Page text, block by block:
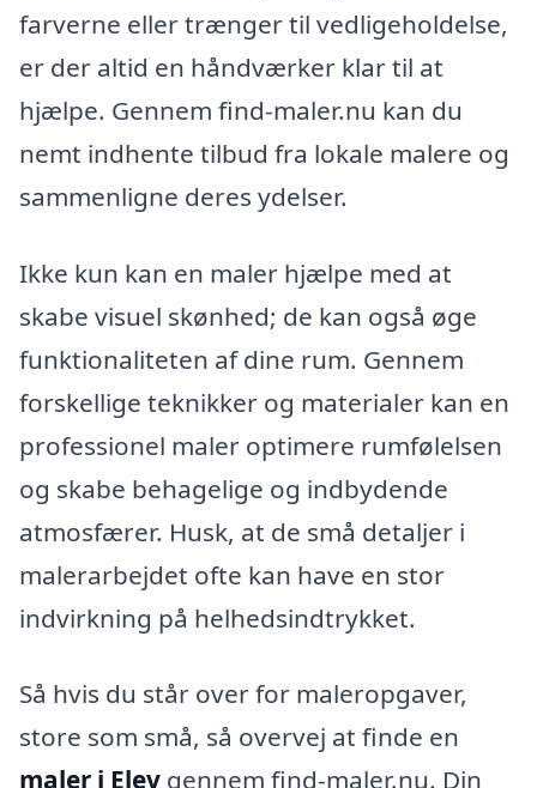
farverne eller trænger til vedligeholdelse,
er der altid en håndværker klar til at
hjælpe. Gennem find-maler.nu kan du
nemt indhente tilbud fra lokale malere og
sammenligne deres ydelser.
Ikke kun kan en maler hjælpe med at
skabe visuel skønhed; de kan også øge
funktionaliteten af dine rum. Gennem
forskellige teknikker og materialer kan en
professionel maler optimere rumfølelsen
og skabe behagelige og indbydende
atmosfærer. Husk, at de små detaljer i
malerarbejdet ofte kan have en stor
indvirkning på helhedsindtrykket.
Så hvis du står over for maleropgaver,
store som små, så overvej at finde en
maler i Elev gennem find-maler.nu. Din